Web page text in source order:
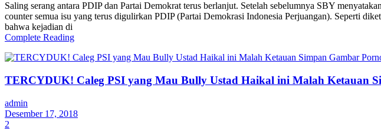
Saling serang antara PDIP dan Partai Demokrat terus berlanjut. Setelah sebelumnya SBY
counter semua isu yang terus digulirkan PDIP (Partai Demokrasi Indonesia Perjuangan). Seperti
bahwa kejadian di
Complete Reading
TERCYDUK! Caleg PSI yang Mau Bully Ustad Haikal ini Malah Ketauan
admin
Desember 17, 2018
2